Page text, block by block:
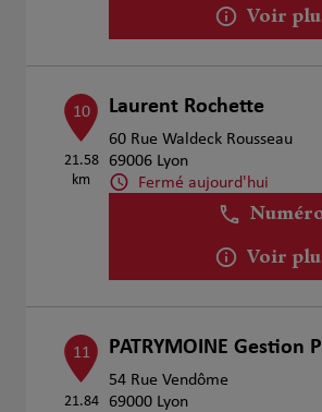
Voir
10
21.58
km
Laurent Rochette
60 Rue Waldeck Rousseau
69006 Lyon
Fermé aujourd'hui
Voir
11
21.84
PATRYMOINE Gestion
54 Rue Vendôme
69000 Lyon